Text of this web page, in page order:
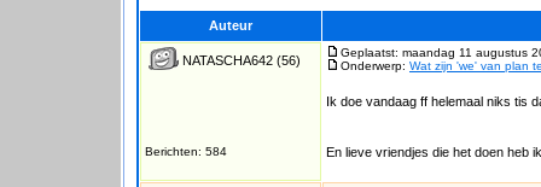
Auteur
NATASCHA642 (56)
Berichten: 584
Geplaatst: maandag 11 augustus
Onderwerp: Wat zijn 'we' van plan
Ik doe vandaag ff helemaal niks tis
En lieve vriendjes die het doen heb